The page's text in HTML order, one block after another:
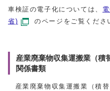
車検証の電子化については、
省)
のページをご覧くださ
産業廃棄物収集運搬業（積
関係書類
産業廃棄物収集運搬業（積